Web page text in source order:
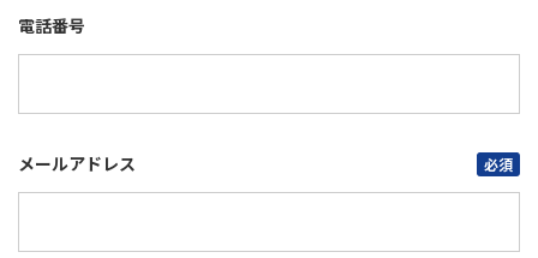
電話番号
メールアドレス 必須